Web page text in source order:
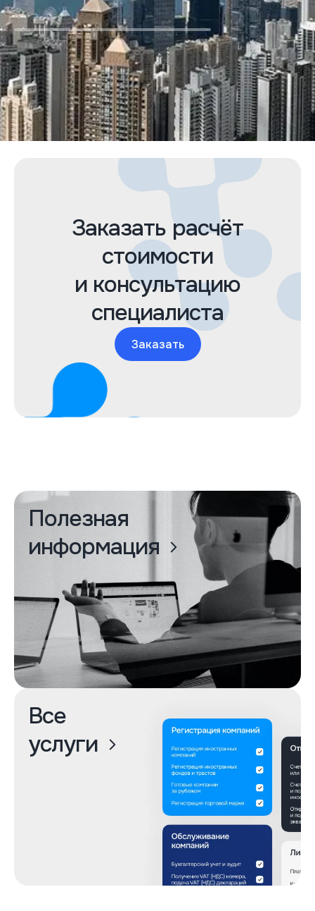
Заказать расчёт
стоимости
и консультацию
специалиста
Заказать
Полезная
информация
Все
услуги